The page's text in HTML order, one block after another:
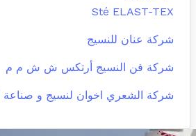
Sté ELAST-TEX
شركة عنان للنسيج
شركة فن النسيج أرتكس ش ش م م
شركة الشعري اخوان لنسيج و صناعة